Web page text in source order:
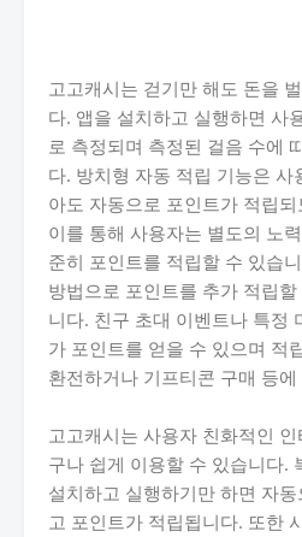
고고캐시는 걷기만 해도 돈을
다. 앱을 설치하고 실행하면 사
로 측정되며 측정된 걸음 수에
다. 방치형 자동 적립 기능은
아도 자동으로 포인트가 적립
이를 통해 사용자는 별도의 노
준히 포인트를 적립할 수 있습
방법으로 포인트를 추가 적립
니다. 친구 초대 이벤트나 특정
가 포인트를 얻을 수 있으며 적
환전하거나 기프티콘 구매 등
고고캐시는 사용자 친화적인
구나 쉽게 이용할 수 있습니다.
설치하고 실행하기만 하면 자
고 포인트가 적립됩니다. 또한